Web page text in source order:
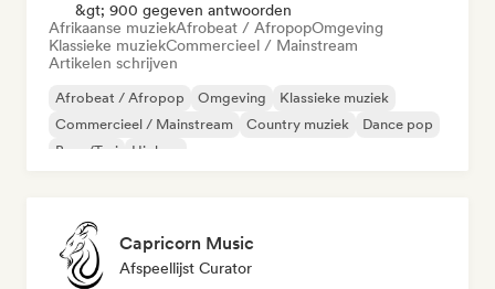
&gt; 900 gegeven antwoorden
Afrikaanse muziekAfrobeat / AfropopOmgeving
Klassieke muziekCommercieel / Mainstream
Artikelen schrijven
Afrobeat / Afropop Omgeving
Klassieke muziek
Commercieel / Mainstream
Country muziek
Dance pop
Boor/Trui
Hiphop
Capricorn Music
Afspeellijst Curator